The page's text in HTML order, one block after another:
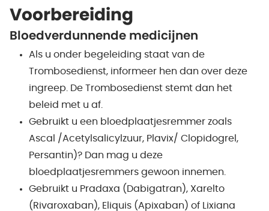
Voorbereiding
Bloedverdunnende medicijnen
Als u onder begeleiding staat van de
Trombosedienst, informeer hen dan over deze
ingreep. De Trombosedienst stemt dan het
beleid met u af.
Gebruikt u een bloedplaatjesremmer zoals
Ascal /Acetylsalicylzuur, Plavix/ Clopidogrel,
Persantin)? Dan mag u deze
bloedplaatjesremmers gewoon innemen.
Gebruikt u Pradaxa (Dabigatran), Xarelto
(Rivaroxaban), Eliquis (Apixaban) of Lixiana